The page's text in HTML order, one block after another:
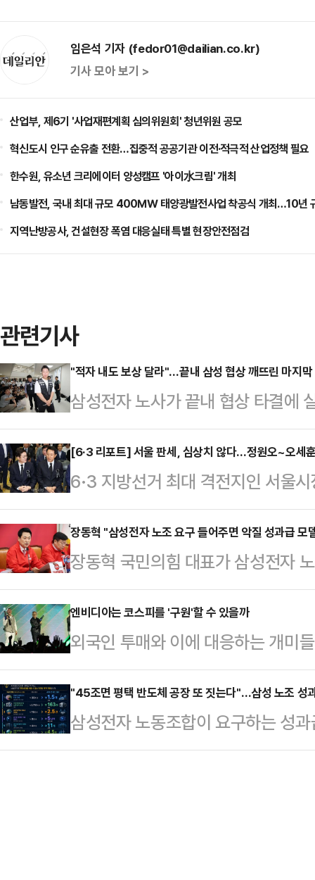
임은석 기자 (fedor01@dailian.co.kr)
기사 모아 보기 >
산업부, 제6기 '사업재편계획 심의위원회' 청년위원 공모
혁신도시 인구 순유출 전환…집중적 공공기관 이전·적극적 산업정책 필요
한수원, 유소년 크리에이터 양성캠프 '아이水크림' 개최
남동발전, 국내 최대 규모 400㎿ 태양광발전사업 착공식 개최…10년
지역난방공사, 건설현장 폭염 대응실태 특별 현장안전점검
관련기사
"적자 내도 보상 달라"…끝내 삼성 협상 깨뜨린 마지막
삼성전자 노사가 끝내 협상 타결에
이익을 적자 사업부까지 어느 수준
으로 나타났다. 노조는 사측의 의사
하고 있지만, 삼성전자 측은 "사실
구가 협상 결렬의 결정적 원인이
전자 노사는 지난 18일부터 중앙노
갔지만 끝내 최종 합의에 실패했다
간 총파업에 돌입하겠…
[6·3 리포트] 서울 판세, 심상치 않다…정원오~오세
6·3 지방선거 최대 격전지인 서울
나온다. '대세론'을 등에 업은 정원
당초 관측이 흔들리고 있기 때문이
과거 논란이 잡으면서, 오세훈 국민
는 것이다. 다만 전문가들은 가능성
다.20일 중앙선거관리위원회에 따
앞으로 다가왔다. 특히 오는 21일
지방선거 승리를 위…
장동혁 "삼성전자 노조 요구 들어주면 악질 성과급 모
장동혁 국민의힘 대표가 삼성전자
"노조의 요구대로 무리한 합의가
성과급 모델이 탄생할 것"이라며
국회에서 열린 중앙선거대책위원
경제의 핵폭탄이 됐다"며 "노사합
우리 경제에 돌이키기 힘든 수준의
태도를 보면 노조를 설득하기보다
압박하는 모양새"라며 "어제밤 …
엔비디아는 코스피를 '구원'할 수 있을까
외국인 투매와 이에 대응하는 개미
지는 가운데 한국시각으로 21일 새
이 집중되고 있다.'인공지능(AI) 대
은 더는 유효하지 않지만, 업황을
미치는 영향력은 상당할 전망이다
"45조면 평택 반도체 공장 또 짓는다"…삼성 노조 성
삼성전자 노동조합이 요구하는 성
투자 관점에서 환산한 비교 자료가